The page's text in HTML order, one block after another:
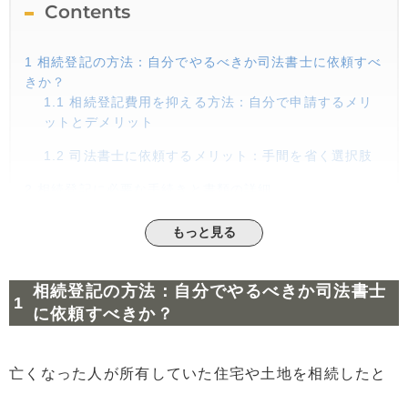
Contents
1 相続登記の方法：自分でやるべきか司法書士に依頼すべ
きか？
1.1 相続登記費用を抑える方法：自分で申請するメリ
ットとデメリット
1.2 司法書士に依頼するメリット：手間を省く選択肢
相続登記費用に含まれる登録免許税を計算
3自分で相続登記する手順は?申請方法を2つ紹介
3.1法務局に行く場合の手順と必要書類
3.2オンライン申請での手続き：自宅でできる相続登
4司法書士に依頼する場合の費用相場とメリット
もっと見る
相続登記の方法：自分でやるべきか司法書士
に依頼すべきか？
亡くなった人が所有していた住宅や土地を相続したと